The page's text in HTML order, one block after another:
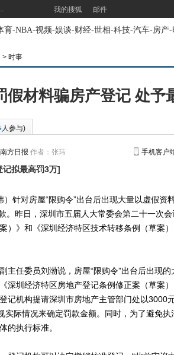
我的搜狐 邮件
育-NBA-视频-娱谈-财经-世相-科技-汽车-房产-
> 时事
假材料骗房产登记 处予
人参与)
南方日报 作者：张玮 手机客户
记拟最高罚3万]
对房屋“限购令”出台后出现大量以虚假资
。昨日，深圳市五届人大常委会第二十一次
）》和《深圳经济特区技术转移条例（草案
任委员刘渤说，房屋“限购令”出台后出现的
深圳经济特区房地产登记条例修正案（草案
记机构提请深圳市房地产主管部门处以3000
实际情况来确定罚款金额。同时，为了避免
的执行标准。